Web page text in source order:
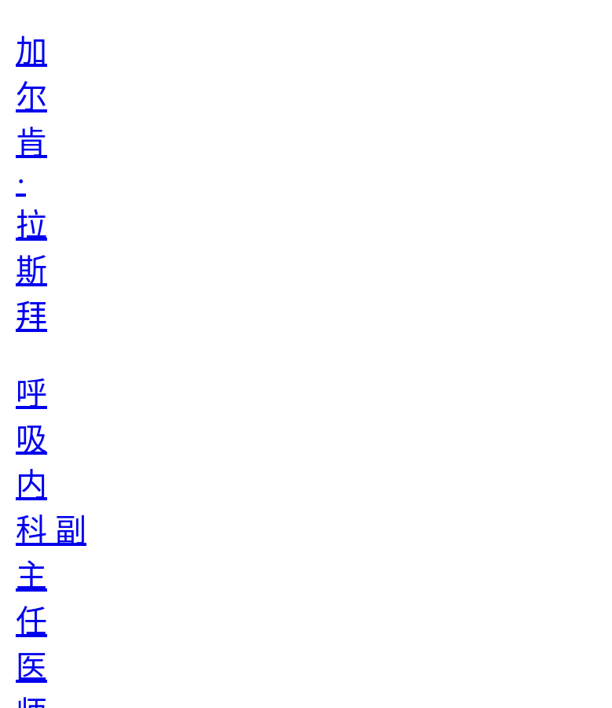
加
尔
肯
·
拉
斯
拜
呼
吸
内
科 副
主
任
医